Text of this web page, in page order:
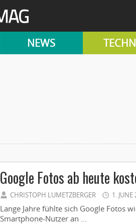
NEWS
Google Fotos ab heute
CHRISTOPH LUMETZBERGER 1. JUNE
Lange Jahre fühlte sich Google Fotos
Smartphone-Nutzer an ...